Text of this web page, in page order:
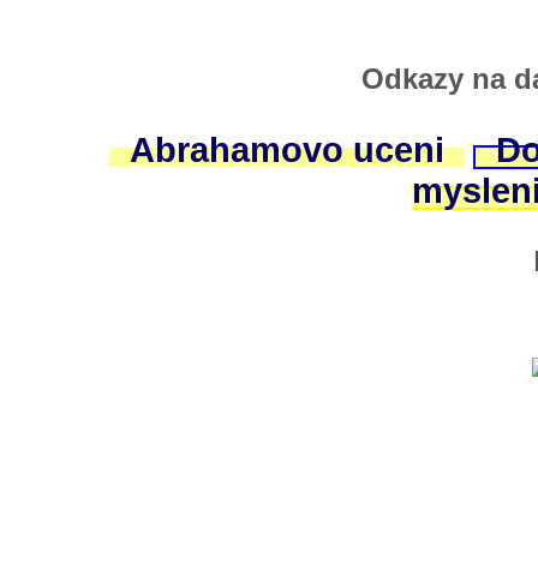
Odkazy na
Abrahamovo uceni